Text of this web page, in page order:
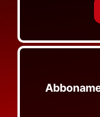
TV non